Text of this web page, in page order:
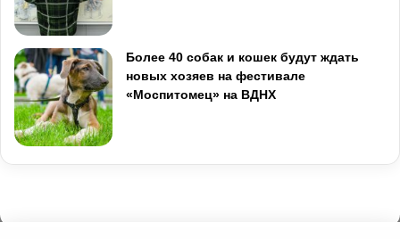
Более 40 собак и кошек будут ждать
новых хозяев на фестивале
«Моспитомец» на ВДНХ